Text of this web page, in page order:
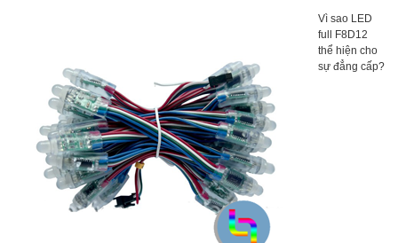
Vì sao LED
full F8D12
thể hiện cho
sự đẳng cấp?